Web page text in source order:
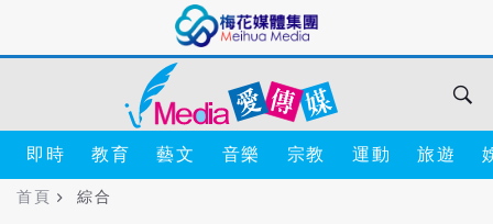
即時 教育 藝文 音樂 宗教 運動 旅遊
首頁 綜合